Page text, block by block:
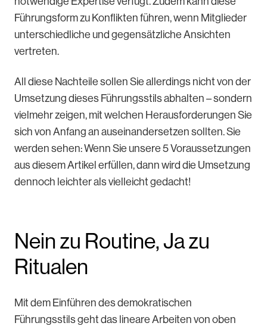
Führungsform zu Konflikten führen, wenn Mitglieder
unterschiedliche und gegensätzliche Ansichten
vertreten.
All diese Nachteile sollen Sie allerdings nicht von der
Umsetzung dieses Führungsstils abhalten – sondern
vielmehr zeigen, mit welchen Herausforderungen Sie
sich von Anfang an auseinandersetzen sollten. Sie
werden sehen: Wenn Sie unsere 5 Voraussetzungen
aus diesem Artikel erfüllen, dann wird die Umsetzung
dennoch leichter als vielleicht gedacht!
Nein zu Routine, Ja zu
Ritualen
Mit dem Einführen des demokratischen
Führungsstils geht das lineare Arbeiten von oben